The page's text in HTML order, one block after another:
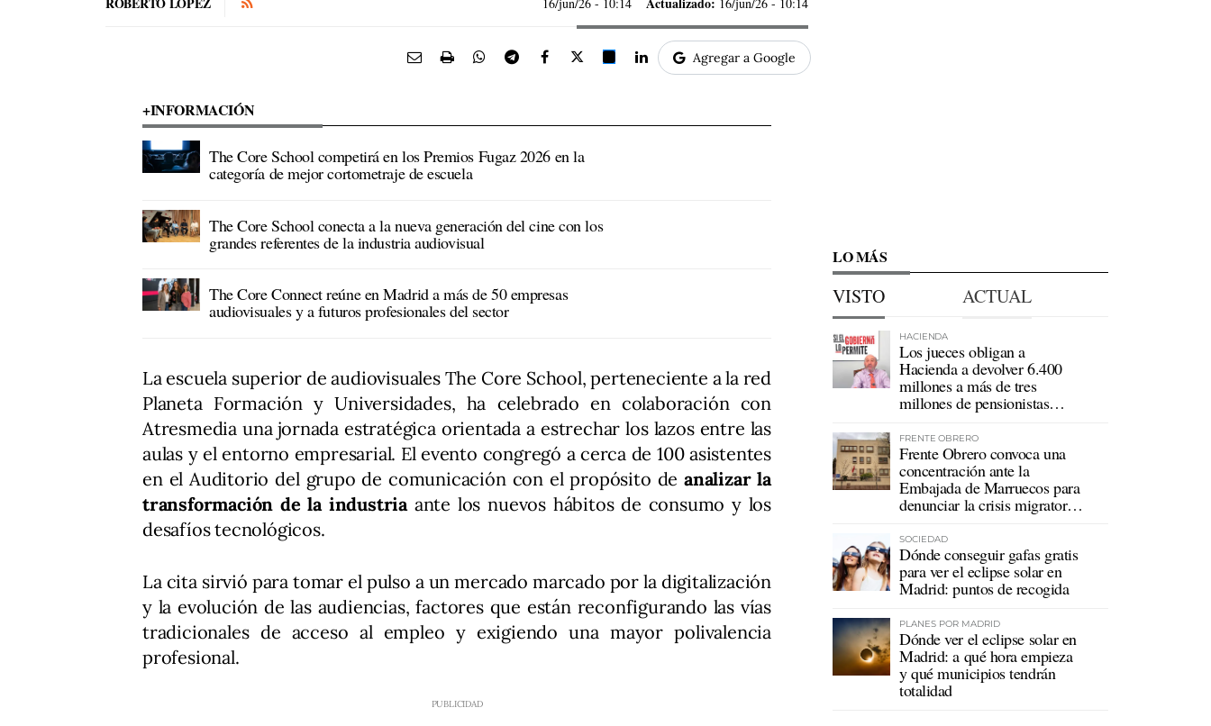
Agregar a Google
+INFORMACIÓN
The Core School competirá en los Premios Fugaz 2026 en la
categoría de mejor cortometraje de escuela
The Core School conecta a la nueva generación del cine con los
grandes referentes de la industria audiovisual
The Core Connect reúne en Madrid a más de 50 empresas
audiovisuales y a futuros profesionales del sector
La escuela superior de audiovisuales The Core School, perteneciente a la red
Planeta Formación y Universidades, ha celebrado en colaboración con
Atresmedia una jornada estratégica orientada a estrechar los lazos entre las
aulas y el entorno empresarial. El evento congregó a cerca de 100 asistentes
en el Auditorio del grupo de comunicación con el propósito deanalizar la
transformación de la industria ante los nuevos hábitos de consumo y los
desafíos tecnológicos.
La cita sirvió para tomar el pulso a un mercado marcado por la digitalización
y la evolución de las audiencias, factores que están reconfigurando las vías
tradicionales de acceso al empleo y exigiendo una mayor polivalencia
profesional.
LO MÁS
VISTO ACTUAL
HACIENDA
Los jueces obligan a
Hacienda a devolver 6.400
millones a más de tres
millones de pensionistas
FRENTE OBRERO
Frente Obrero convoca una
concentración ante la
Embajada de Marruecos para
denunciar la crisis migratoria
SOCIEDAD
Dónde conseguir gafas gratis
para ver el eclipse solar en
Madrid: puntos de recogida
PLANES POR MADRID
Dónde ver el eclipse solar en
Madrid: a qué hora empieza
y qué municipios tendrán
totalidad